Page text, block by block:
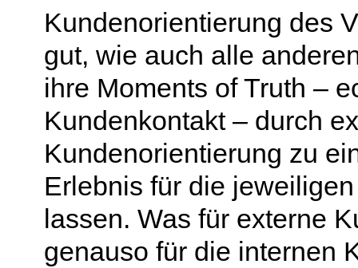
Kundenorientierung des
gut, wie auch alle
ihre Moments of Truth –
Kundenkontakt – durch
Kundenorientierung zu
Erlebnis für die
lassen. Was für externe
genauso für die internen